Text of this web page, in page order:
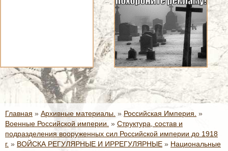
Главная » Архивные материалы. » Российская Империя. »
Военные Российской империи. » Структура, состав и
подразделения вооруженных сил Российской империи до 1918
г. » ВОЙСКА РЕГУЛЯРНЫЕ И ИРРЕГУЛЯРНЫЕ » Национальные